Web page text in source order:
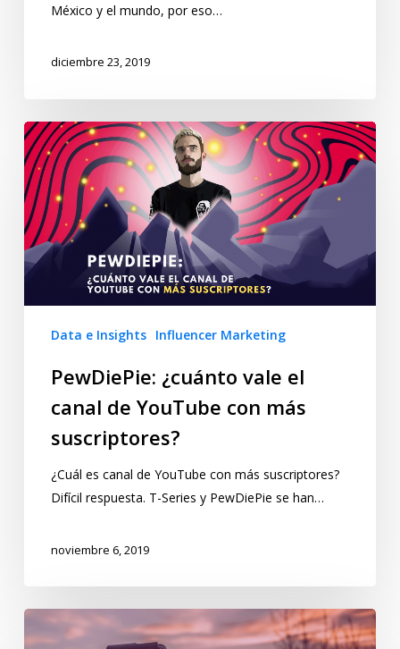
México y el mundo, por eso…
diciembre 23, 2019
Data e Insights Influencer Marketing
PewDiePie: ¿cuánto vale el
canal de YouTube con más
suscriptores?
¿Cuál es canal de YouTube con más suscriptores?
Difícil respuesta. T-Series y PewDiePie se han…
noviembre 6, 2019